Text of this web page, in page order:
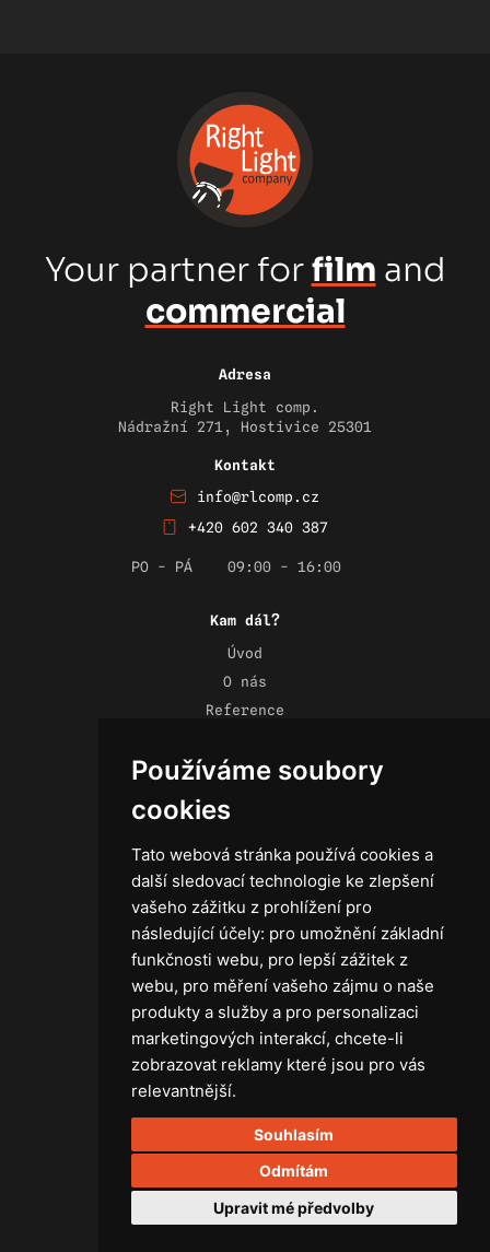
Používáme soubory
cookies
Tato webová stránka používá cookies a
další sledovací technologie ke zlepšení
vašeho zážitku z prohlížení pro
následující účely: pro umožnění základní
funkčnosti webu, pro lepší zážitek z
webu, pro měření vašeho zájmu o naše
produkty a služby a pro personalizaci
marketingových interakcí, chcete-li
zobrazovat reklamy které jsou pro vás
relevantnější.
Souhlasím
Odmítám
Upravit mé předvolby
Your partner forfilm and
commercial
Adresa
Right Light comp.
Nádražní 271, Hostivice 25301
Kontakt
info@rlcomp.cz
+420 602 340 387
PO - PÁ 09:00 - 16:00
Kam dál?
Úvod
O nás
Reference
Kontakt
Obchodní podmínky
Zásady ochrany osobních údajů
Technika
Světla
Příslušenství ke světlům
Osvětlovací technika GRIP
Baterie
Stativy
Ostatní
Rozvaděče a kabely
Spotřební materiál
Z75 MISC. (RŮZNÉ) Accessories